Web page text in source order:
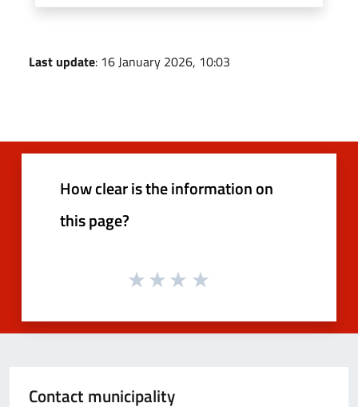
Last update: 16 January 2026, 10:03
How clear is the information on
this page?
Contact municipality